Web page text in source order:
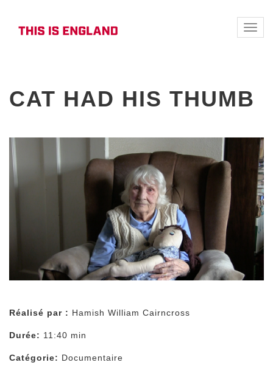
Toggle
CAT HAD HIS THUMB
Réalisé par : Hamish William Cairncross
Durée: 11:40 min
Catégorie: Documentaire